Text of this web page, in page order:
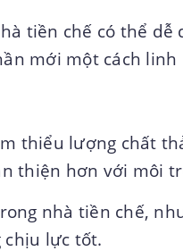
tiền chế có thể
mới một cách linh
thiểu lượng chất
thiện hơn với môi
nhà tiền chế,
chịu lực tốt.